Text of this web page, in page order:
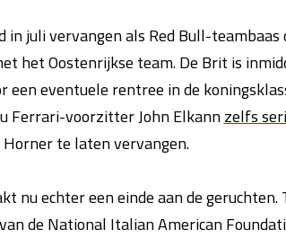
juli vervangen als Red Bull-
het Oostenrijkse team. De Brit is
een eventuele rentree in de
Ferrari-voorzitter John Elkannzelfs
te laten vervangen.
nu echter een einde aan de
de National Italian American